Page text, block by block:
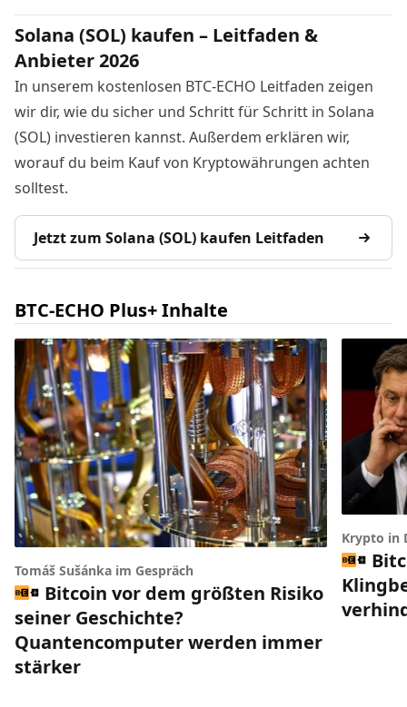
Solana (SOL) kaufen – Leitfaden &
Anbieter 2026
In unserem kostenlosen BTC-ECHO Leitfaden zeigen
wir dir, wie du sicher und Schritt für Schritt in Solana
(SOL) investieren kannst. Außerdem erklären wir,
worauf du beim Kauf von Kryptowährungen achten
solltest.
Jetzt zum Solana (SOL) kaufen Leitfaden
BTC-ECHO Plus+ Inhalte
Tomáš Sušánka im Gespräch
Bitcoin vor dem größten Risiko
seiner Geschichte?
Quantencomputer werden immer
stärker
Krypto in